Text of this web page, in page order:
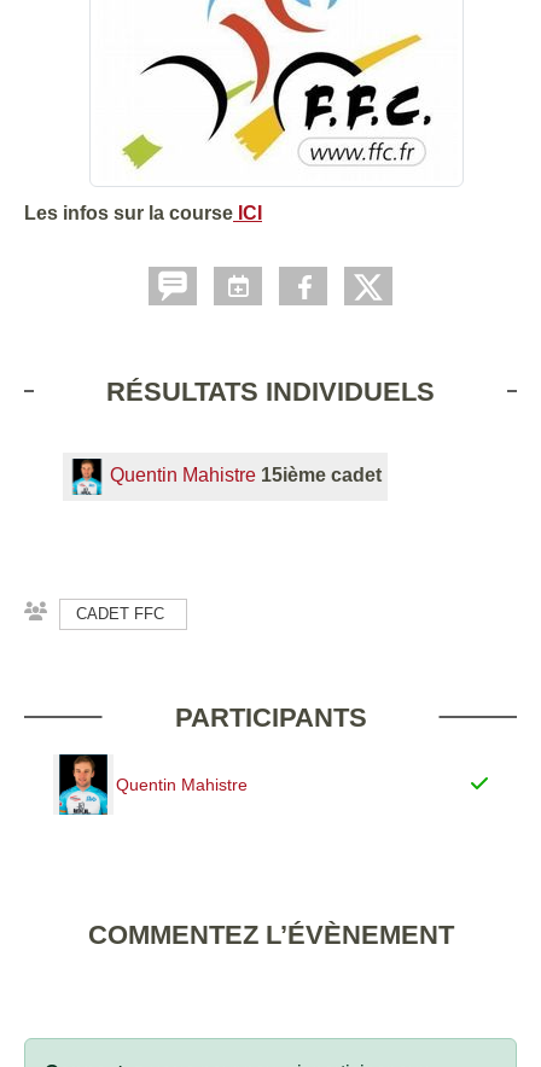
Les infos sur la course ICI
RÉSULTATS INDIVIDUELS
Quentin Mahistre 15ième cadet
CADET FFC
PARTICIPANTS
Quentin Mahistre
COMMENTEZ L’ÉVÈNEMENT